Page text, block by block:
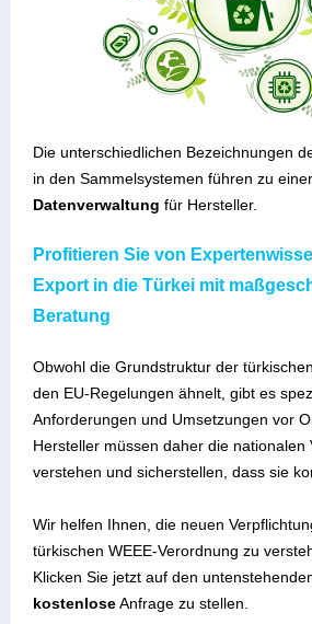
Die unterschiedlichen Bezeichnungen
in den Sammelsystemen führen zu einer
Datenverwaltung für Hersteller.
Profitieren Sie von
Export in die Türkei mit
Beratung
Obwohl die Grundstruktur der
den EU-Regelungen ähnelt, gibt es
Anforderungen und Umsetzungen vor
Hersteller müssen daher die nationalen
verstehen und sicherstellen, dass sie
Wir helfen Ihnen, die neuen
türkischen WEEE-Verordnung zu
Klicken Sie jetzt auf den
kostenloseAnfrage zu stellen.